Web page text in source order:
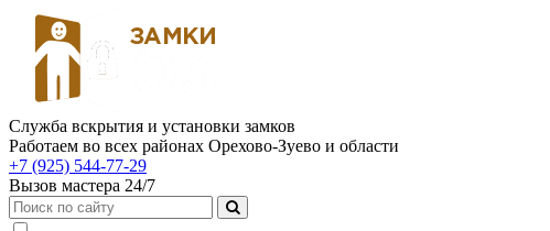
Служба вскрытия и установки замков
Работаем во всех районах Орехово-Зуево и области
+7 (925) 544-77-29
Вызов мастера 24/7